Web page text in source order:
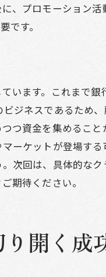
ーションの秘訣
きること
、プロモーション
です。
います。これまで
ジネスであるため
つ資金を集めること
ーケットが登場す
次回は、具体的な
期待ください。
開く成